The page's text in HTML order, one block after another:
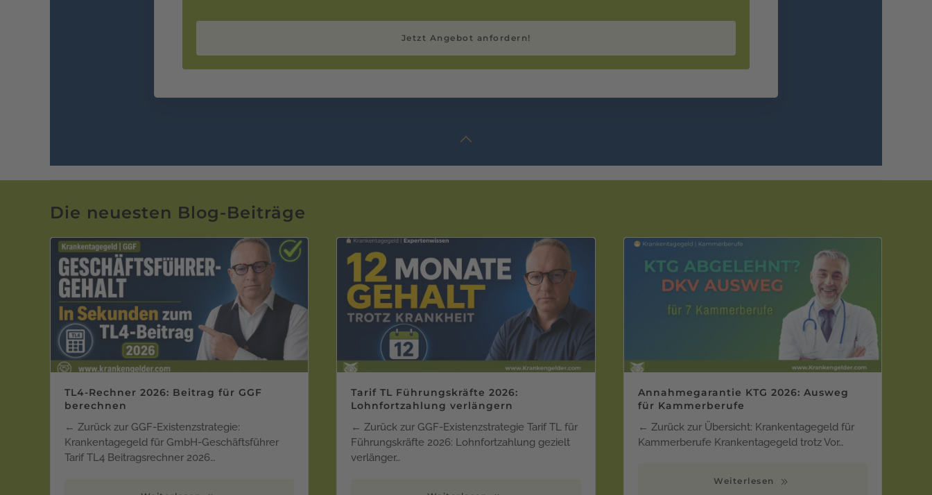
Jetzt Angebot anfordern!
Die neuesten Blog-Beiträge
TL4-Rechner 2026: Beitrag für GGF
berechnen
← Zurück zur GGF-Existenzstrategie:
Krankentagegeld für GmbH-Geschäftsführer
Tarif TL4 Beitragsrechner 2026…
Tarif TL Führungskräfte 2026:
Lohnfortzahlung verlängern
← Zurück zur GGF-Existenzstrategie Tarif TL für
Führungskräfte 2026: Lohnfortzahlung gezielt
verlänger…
Annahmegarantie KTG 2026: Ausweg
für Kammerberufe
← Zurück zur Übersicht: Krankentagegeld für
Kammerberufe Krankentagegeld trotz Vor…
Weiterlesen